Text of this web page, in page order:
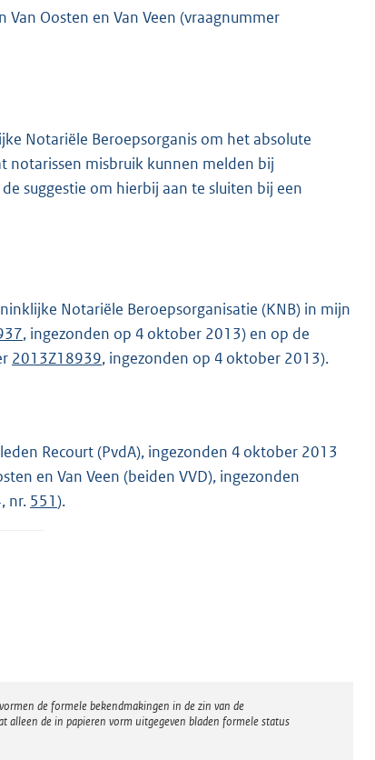
Oosten en Van Veen (vraagnummer
Notariële Beroepsorganis om het absolute
notarissen misbruik kunnen melden bij
suggestie om hierbij aan te sluiten bij een
Notariële Beroepsorganisatie (KNB) in mijn
, ingezonden op 4 oktober 2013) en op de
2013Z18939, ingezonden op 4 oktober 2013).
Recourt (PvdA), ingezonden 4 oktober 2013
en Van Veen (beiden VVD), ingezonden
nr. 551).
de formele bekendmakingen in de zin van de
alleen de in papieren vorm uitgegeven bladen formele status